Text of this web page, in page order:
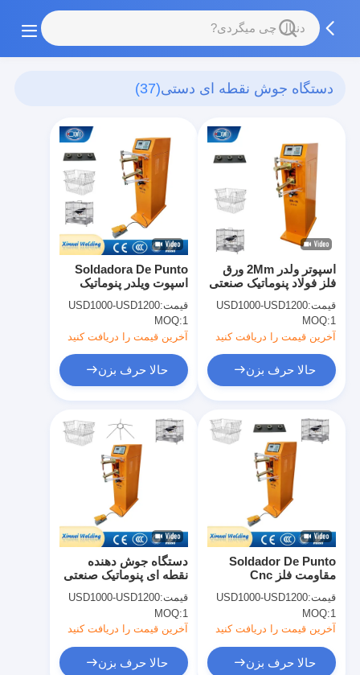
دستگاه جوش نقطه ای دستی(37)
Soldadora De Punto
اسپوت ویلدر پنوماتیک
جوش چین
قیمت:USD1000-USD1200
MOQ:1
آخرین قیمت را دریافت کنید
حالا حرف بزن
اسپوتر ولدر 2Mm ورق
فلز فولاد پنوماتیک صنعتی
قیمت:USD1000-USD1200
MOQ:1
آخرین قیمت را دریافت کنید
حالا حرف بزن
دستگاه جوش دهنده
نقطه ای پنوماتیک صنعتی
قیمت:USD1000-USD1200
MOQ:1
آخرین قیمت را دریافت کنید
حالا حرف بزن
Soldador De Punto
مقاومت فلز Cnc
ماشین برای فلز
قیمت:USD1000-USD1200
MOQ:1
آخرین قیمت را دریافت کنید
حالا حرف بزن